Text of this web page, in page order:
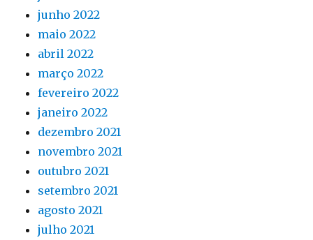
junho 2022
maio 2022
abril 2022
março 2022
fevereiro 2022
janeiro 2022
dezembro 2021
novembro 2021
outubro 2021
setembro 2021
agosto 2021
julho 2021